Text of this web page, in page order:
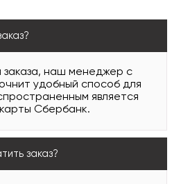
заказа, наш менеджер с
удобный способ для
является
Сбербанк.
заказ?